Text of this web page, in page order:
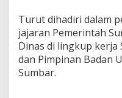
Turut dihadiri dalam
jajaran Pemerintah
Dinas di lingkup kerja
dan Pimpinan Badan
Sumbar.